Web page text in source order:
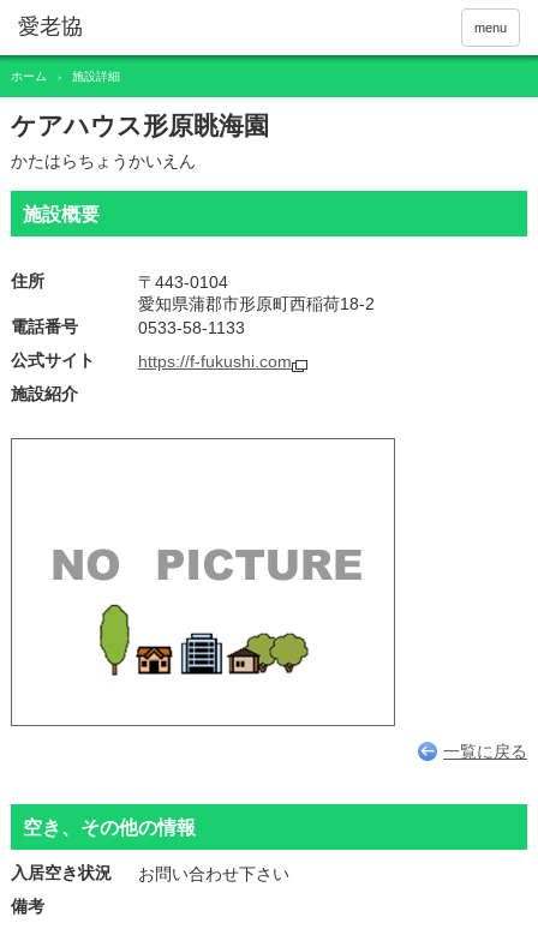
menu
ホーム ＞ 施設詳細
ケアハウス形原眺海園
かたはらちょうかいえん
施設概要
住所
〒443-0104
愛知県蒲郡市形原町西稲荷18-2
電話番号
0533-58-1133
公式サイト
https://f-fukushi.com
施設紹介
一覧に戻る
空き、その他の情報
入居空き状況
お問い合わせ下さい
備考